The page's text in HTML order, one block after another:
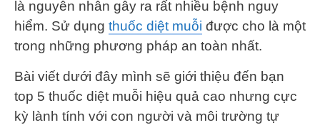
là nguyên nhân gây ra rất nhiều bệnh nguy
hiểm. Sử dụng thuốc diệt muỗi được cho là một
trong những phương pháp an toàn nhất.
Bài viết dưới đây mình sẽ giới thiệu đến bạn
top 5 thuốc diệt muỗi hiệu quả cao nhưng cực
kỳ lành tính với con người và môi trường tự